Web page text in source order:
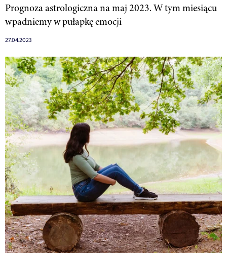
Prognoza astrologiczna na maj 2023. W tym miesiącu
wpadniemy w pułapkę emocji
27.04.2023